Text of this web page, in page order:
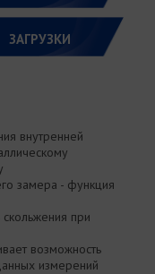
ЗАГРУЗКИ
внутренней
замера - функция
при
возможность
измерений